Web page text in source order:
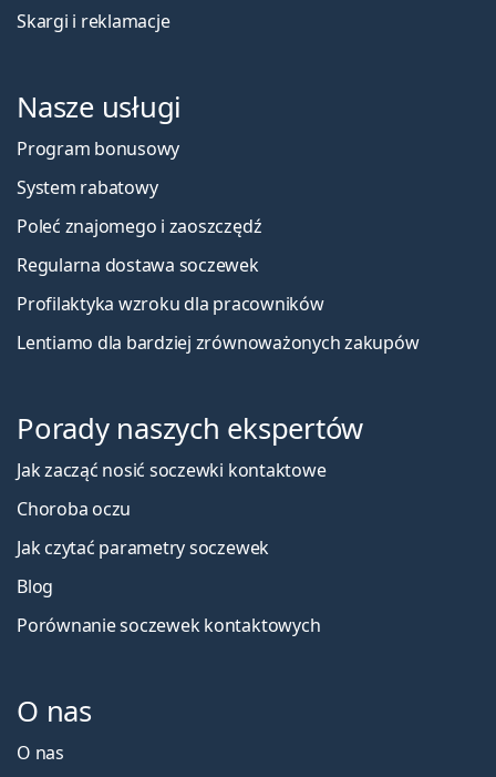
Skargi i reklamacje
Nasze usługi
Program bonusowy
System rabatowy
Poleć znajomego i zaoszczędź
Regularna dostawa soczewek
Profilaktyka wzroku dla pracowników
Lentiamo dla bardziej zrównoważonych zakupów
Porady naszych ekspertów
Jak zacząć nosić soczewki kontaktowe
Choroba oczu
Jak czytać parametry soczewek
Blog
Porównanie soczewek kontaktowych
O nas
O nas